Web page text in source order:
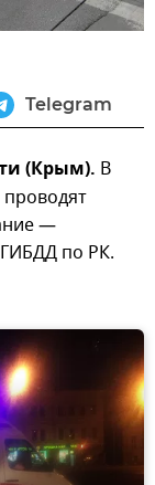
Telegram
(Крым). В
—
по РК.